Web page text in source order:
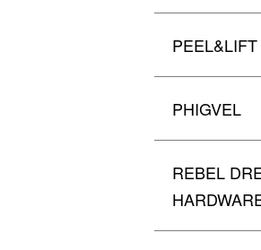
PEEL&LIFT
PHIGVEL
REBEL